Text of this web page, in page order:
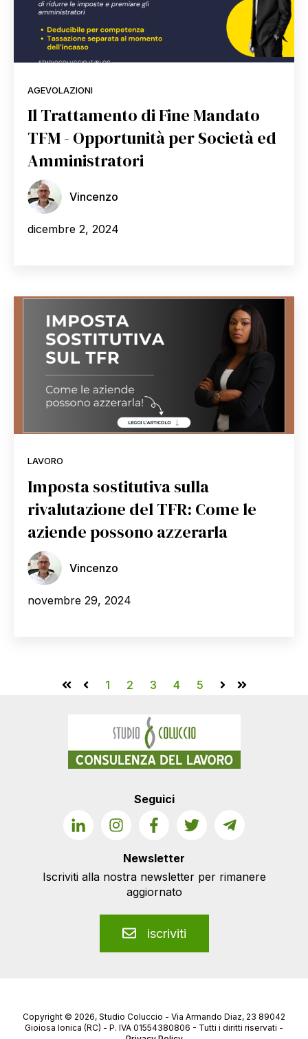
AGEVOLAZIONI
Il Trattamento di Fine Mandato
TFM - Opportunità per Società ed
Amministratori
Vincenzo
dicembre 2, 2024
LAVORO
Imposta sostitutiva sulla
rivalutazione del TFR: Come le
aziende possono azzerarla
Vincenzo
novembre 29, 2024
PrimaIndietro
1 2 3 4 5
AvantiUltima
Seguici
Newsletter
Iscriviti alla nostra newsletter per rimanere
aggiornato
iscriviti
Copyright © 2026, Studio Coluccio - Via Armando Diaz, 23 89042
Gioiosa Ionica (RC) - P. IVA 01554380806 - Tutti i diritti riservati -